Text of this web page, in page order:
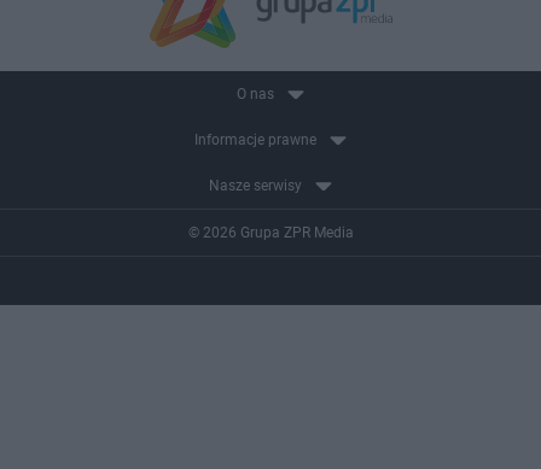
O nas
Informacje prawne
Nasze serwisy
© 2026 Grupa ZPR Media